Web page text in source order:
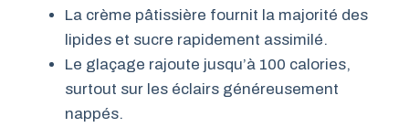
La crème pâtissière fournit la majorité des
lipides et sucre rapidement assimilé.
Le glaçage rajoute jusqu’à 100 calories,
surtout sur les éclairs généreusement
nappés.